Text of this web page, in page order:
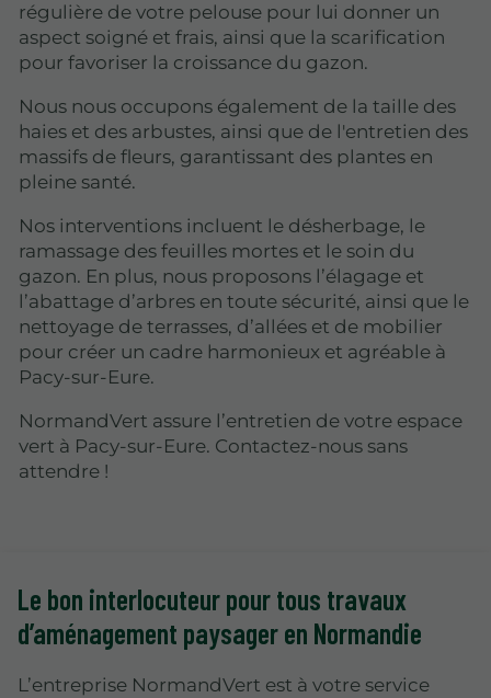
régulière de votre pelouse pour lui donner un
aspect soigné et frais, ainsi que la scarification
pour favoriser la croissance du gazon.
Nous nous occupons également de la taille des
haies et des arbustes, ainsi que de l'entretien des
massifs de fleurs, garantissant des plantes en
pleine santé.
Nos interventions incluent le désherbage, le
ramassage des feuilles mortes et le soin du
gazon. En plus, nous proposons l’élagage et
l’abattage d’arbres en toute sécurité, ainsi que le
nettoyage de terrasses, d’allées et de mobilier
pour créer un cadre harmonieux et agréable à
Pacy-sur-Eure.
NormandVert assure l’entretien de votre espace
vert à Pacy-sur-Eure. Contactez-nous sans
attendre !
Le bon interlocuteur pour tous travaux
d’aménagement paysageren Normandie
L’entreprise NormandVert est à votre service